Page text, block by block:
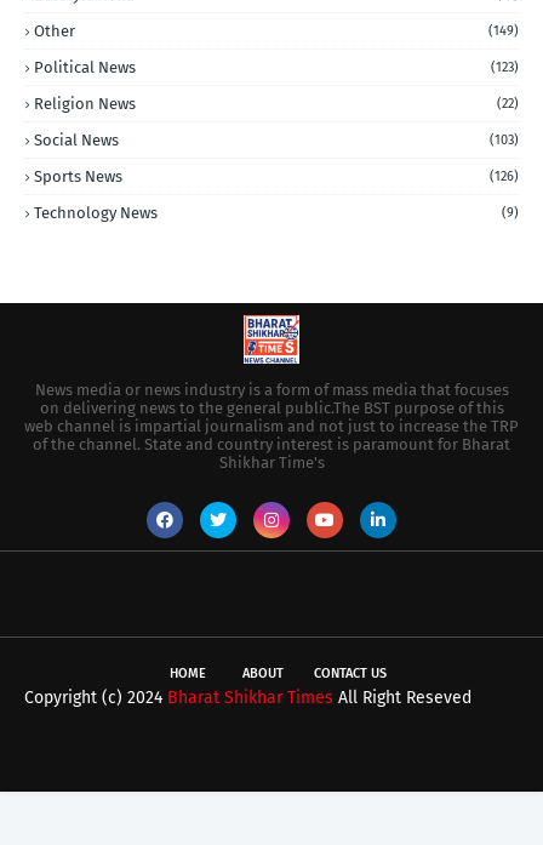
Other (149)
Political News (123)
Religion News (22)
Social News (103)
Sports News (126)
Technology News (9)
News media or news industry is a form of mass media that focuses
on delivering news to the general public.The BST purpose of this
web channel is impartial journalism and not just to increase the TRP
of the channel. State and country interest is paramount for Bharat
Shikhar Time's
HOME ABOUT CONTACT US
Copyright (c) 2024 Bharat Shikhar Times All Right Reseved